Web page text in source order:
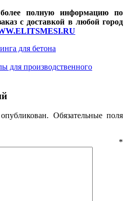
полную информацию по
с доставкой в любой город
для бетона
для производственного
Обязательные поля
*